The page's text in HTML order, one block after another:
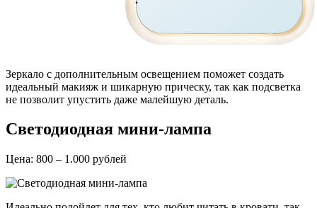
Зеркало с дополнительным освещением поможет создать
идеальный макияж и шикарную прическу, так как подсветка
не позволит упустить даже малейшую деталь.
Светодиодная мини-лампа
Цена: 800 – 1.000 рублей